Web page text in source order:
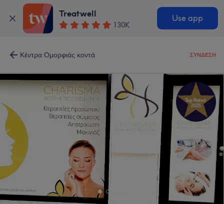
Treatwell
130K
Use app
Κέντρα Ομορφιάς κοντά ΣΎΝΔΕΣΗ